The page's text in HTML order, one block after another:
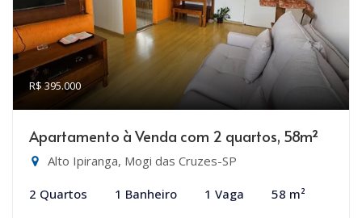
R$ 395.000
Apartamento à Venda com 2 quartos, 58m²
Alto Ipiranga, Mogi das Cruzes-SP
2 Quartos 1 Banheiro 1 Vaga 58 m²